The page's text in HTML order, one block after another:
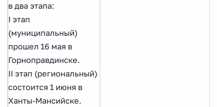
в два этапа:
I этап
(муниципальный)
прошел 16 мая в
Горноправдинске.
II этап (региональный)
состоится 1 июня в
Ханты-Мансийске.